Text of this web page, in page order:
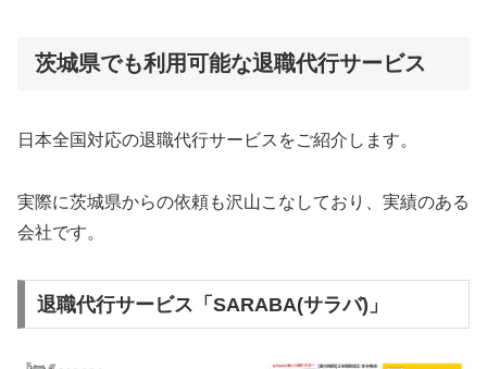
茨城県でも利用可能な退職代行サービス
日本全国対応の退職代行サービスをご紹介します。
実際に茨城県からの依頼も沢山こなしており、実績のある
会社です。
退職代行サービス「SARABA(サラバ)」